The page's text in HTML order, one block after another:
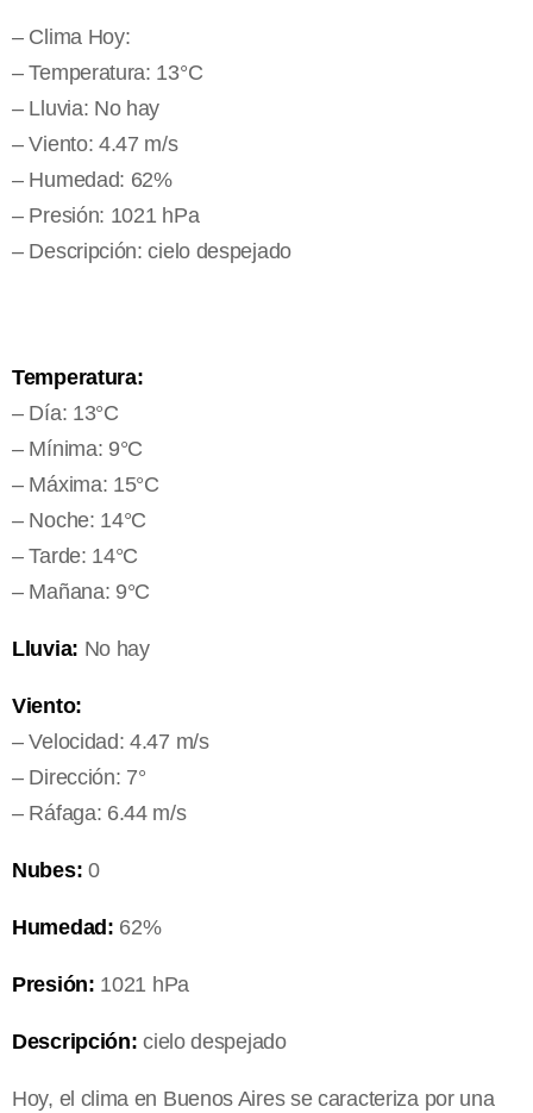
– Clima Hoy:
– Temperatura: 13°C
– Lluvia: No hay
– Viento: 4.47 m/s
– Humedad: 62%
– Presión: 1021 hPa
– Descripción: cielo despejado
Temperatura:
– Día: 13°C
– Mínima: 9°C
– Máxima: 15°C
– Noche: 14°C
– Tarde: 14°C
– Mañana: 9°C
Lluvia: No hay
Viento:
– Velocidad: 4.47 m/s
– Dirección: 7°
– Ráfaga: 6.44 m/s
Nubes: 0
Humedad: 62%
Presión: 1021 hPa
Descripción: cielo despejado
Hoy, el clima en Buenos Aires se caracteriza por una